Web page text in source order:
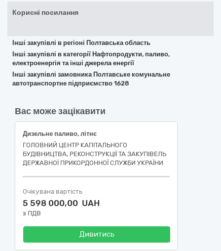
Корисні посилання
Інші закупівлі в регіоні Полтавська область
Інші закупівлі в категорії Нафтопродукти, паливо,
електроенергія та інші джерела енергії
Інші закупівлі замовника Полтавське комунальне
автотранспортне підприємство 1628
Вас може зацікавити
Дизельне паливо, літнє
ГОЛОВНИЙ ЦЕНТР КАПІТАЛЬНОГО
БУДІВНИЦТВА, РЕКОНСТРУКЦІЇ ТА ЗАКУПІВЕЛЬ
ДЕРЖАВНОЇ ПРИКОРДОННОЇ СЛУЖБИ УКРАЇНИ
Очікувана вартість
5 598 000,00 UAH
з ПДВ
Дивитись